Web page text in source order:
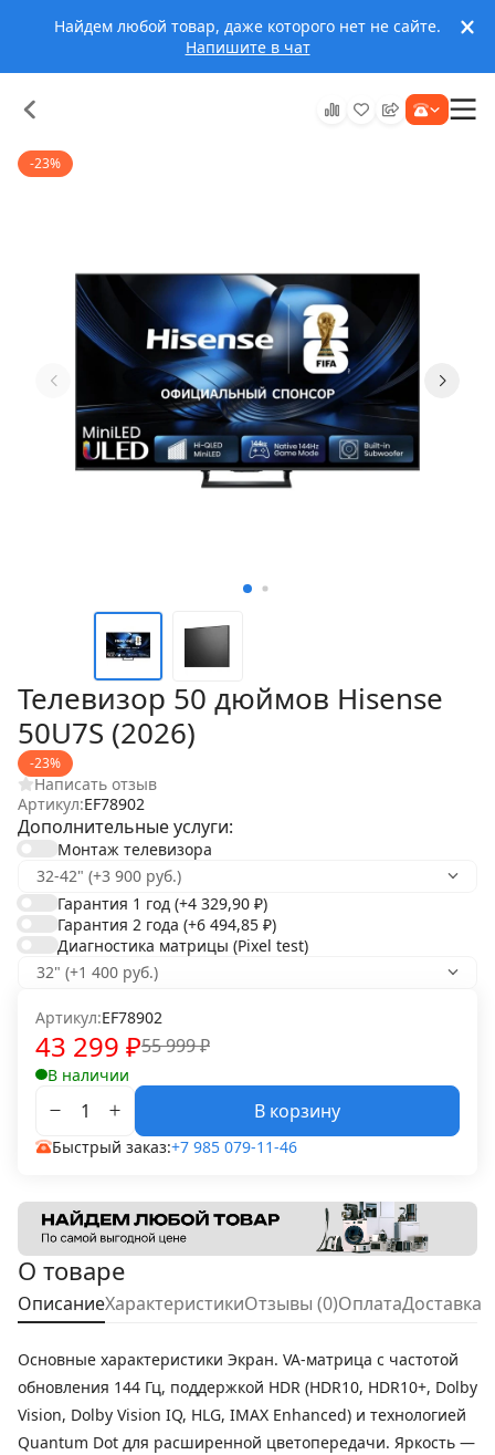
Найдем любой товар, даже которого нет не сайте.
Напишите в чат
-23%
Телевизор 50 дюймов Hisense
50U7S (2026)
-23%
Написать отзыв
Артикул:EF78902
Дополнительные услуги:
Монтаж телевизора
Гарантия 1 год (+4 329,90 ₽)
Гарантия 2 года (+6 494,85 ₽)
Диагностика матрицы (Pixel test)
Артикул:EF78902
55 999₽
43 299 ₽
В наличии
В корзину
Быстрый заказ:+7 985 079-11-46
О товаре
ОписаниеХарактеристикиОтзывы (0)ОплатаДоставка
Основные характеристики Экран. VA-матрица с частотой
обновления 144 Гц, поддержкой HDR (HDR10, HDR10+, Dolby
Vision, Dolby Vision IQ, HLG, IMAX Enhanced) и технологией
Quantum Dot для расширенной цветопередачи. Яркость —